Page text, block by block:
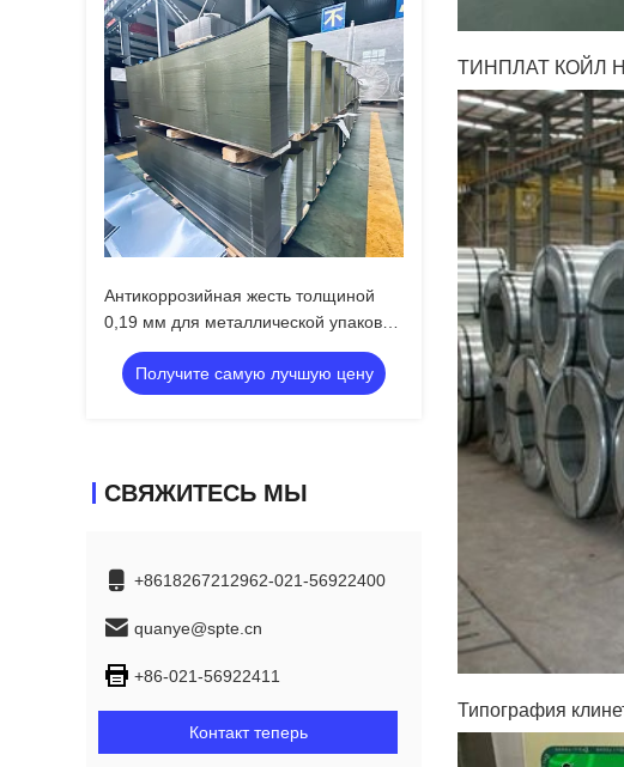
Антикоррозийная жесть толщиной
0,19 мм для металлической упаковки
| СПТЭ/ТФС
Получите самую лучшую цену
СВЯЖИТЕСЬ МЫ
+8618267212962-021-56922400
quanye@spte.cn
+86-021-56922411
Контакт теперь
ТИНПЛАТ КОЙЛ
Типография